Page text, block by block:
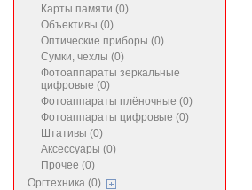
Карты памяти (0)
Объективы (0)
Оптические приборы (0)
Сумки, чехлы (0)
Фотоаппараты зеркальные
цифровые (0)
Фотоаппараты плёночные (0)
Фотоаппараты цифровые (0)
Штативы (0)
Аксессуары (0)
Прочее (0)
Оргтехника (0)